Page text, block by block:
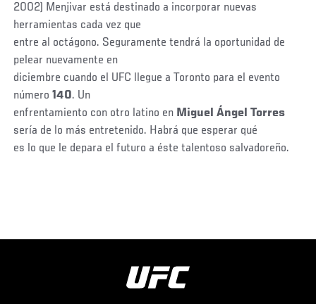
2002) Menjivar está destinado a incorporar nuevas
herramientas cada vez que
entre al octágono. Seguramente tendrá la oportunidad de
pelear nuevamente en
diciembre cuando el UFC llegue a Toronto para el evento
número140. Un
enfrentamiento con otro latino en Miguel ÁngelTorres
sería de lo más entretenido. Habrá que esperar qué
es lo que le depara el futuro a éste talentoso salvadoreño.